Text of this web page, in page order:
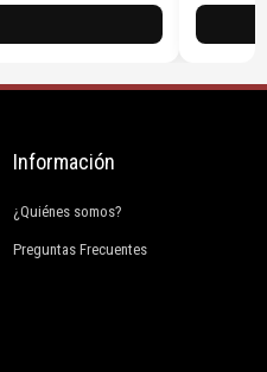
Información
¿Quiénes somos?
Preguntas Frecuentes